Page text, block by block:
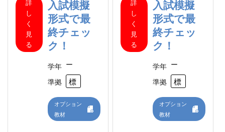
詳
し
く
見
る
入試模擬
形式で最
終チェッ
ク！
学年 ー
準拠
標準
オプション
教材
詳
し
く
見
る
入試模擬
形式で最
終チェッ
ク！
学年 ー
準拠
標
オプション
教材